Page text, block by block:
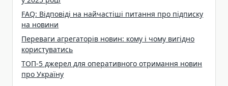
FAQ: Відповіді на найчастіші питання про підписку
на новини
Переваги агрегаторів новин: кому і чому вигідно
користуватись
ТОП-5 джерел для оперативного отримання новин
про Україну